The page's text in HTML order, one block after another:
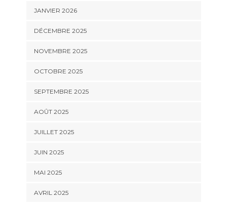
JANVIER 2026
DÉCEMBRE 2025
NOVEMBRE 2025
OCTOBRE 2025
SEPTEMBRE 2025
AOÛT 2025
JUILLET 2025
JUIN 2025
MAI 2025
AVRIL 2025